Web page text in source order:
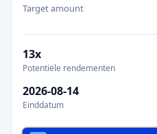
Target amount
13x
Potentiële rendementen
2026-08-14
Einddatum